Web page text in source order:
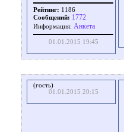
Рейтинг: 1186
Сообщений: 1772
Информация: Aнкета
01.01.2015 19:45
(гость)
01.01.2015 20:15